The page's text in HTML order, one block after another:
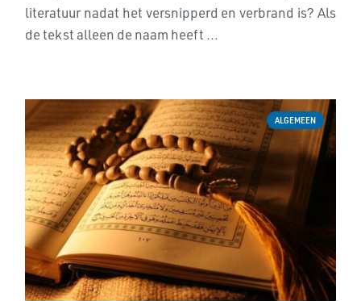
literatuur nadat het versnipperd en verbrand is? Als
de tekst alleen de naam heeft ...
ALGEMEEN